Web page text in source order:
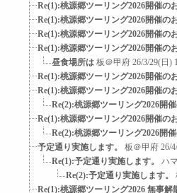
Re(1):桃源郷ツーリング2026開催の
Re(1):桃源郷ツーリング2026開催の
Re(1):桃源郷ツーリング2026開催の
Re(1):桃源郷ツーリング2026開催の
昼食場所は 板＠甲府 26/3/29(日)
Re(1):桃源郷ツーリング2026開催の
Re(1):桃源郷ツーリング2026開催の
Re(2):桃源郷ツーリング2026開
Re(1):桃源郷ツーリング2026開催の
Re(2):桃源郷ツーリング2026開
予定通り実施します。
板＠甲府 26/
Re(1):予定通り実施します。
ハ
Re(2):予定通り実施します。
Re(1):桃源郷ツーリング2026 無事解